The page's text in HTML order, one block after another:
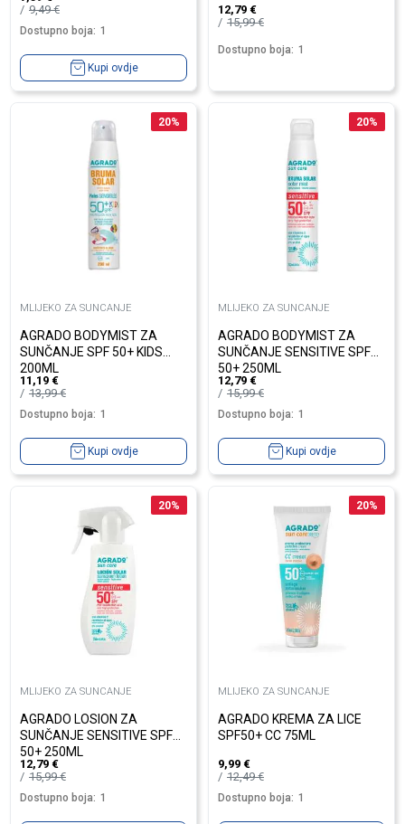
9,49€
Dostupno boja: 1
Kupi ovdje
12,79 €
15,99€
Dostupno boja: 1
20%
MLIJEKO ZA SUNCANJE
AGRADO BODYMIST ZA
SUNČANJE SPF 50+ KIDS
200ML
11,19 €
13,99€
Dostupno boja: 1
Kupi ovdje
20%
MLIJEKO ZA SUNCANJE
AGRADO BODYMIST ZA
SUNČANJE SENSITIVE SPF
50+ 250ML
12,79 €
15,99€
Dostupno boja: 1
Kupi ovdje
20%
MLIJEKO ZA SUNCANJE
AGRADO LOSION ZA
SUNČANJE SENSITIVE SPF
50+ 250ML
12,79 €
15,99€
Dostupno boja: 1
20%
MLIJEKO ZA SUNCANJE
AGRADO KREMA ZA LICE
SPF50+ CC 75ML
9,99 €
12,49€
Dostupno boja: 1